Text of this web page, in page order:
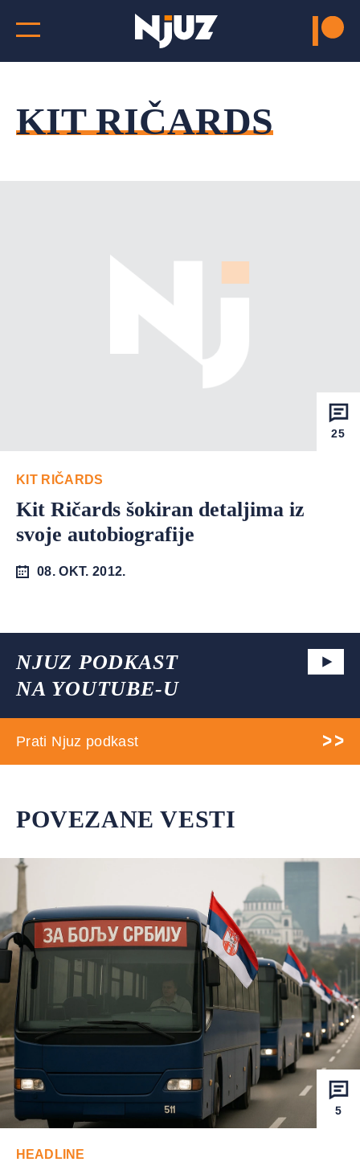
KIT RIČARDS
25
KIT RIČARDS
Kit Ričards šokiran detaljima iz
svoje autobiografije
08. OKT. 2012.
NJUZ PODKAST
NA YOUTUBE-U
Prati Njuz podkast
POVEZANE VESTI
5
HEADLINE